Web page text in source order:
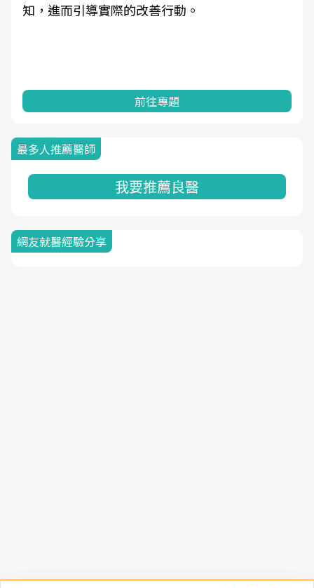
知，進而引導實際的改善行動。
前往專題
最多人推薦醫師
我要推薦良醫
網友就醫經驗分享